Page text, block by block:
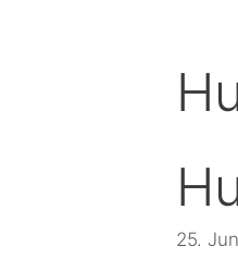
25.